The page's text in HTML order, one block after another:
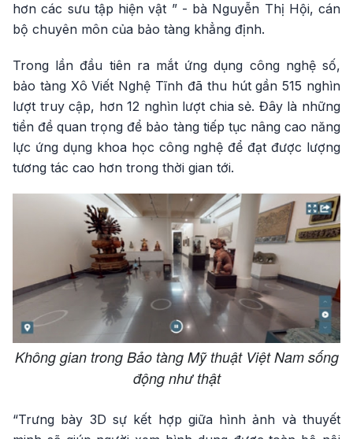
hơn các sưu tập hiện vật ” - bà Nguyễn Thị Hội, cán
bộ chuyên môn của bảo tàng khẳng định.
Trong lần đầu tiên ra mắt ứng dụng công nghệ số,
bảo tàng Xô Viết Nghệ Tĩnh đã thu hút gần 515 nghìn
lượt truy cập, hơn 12 nghìn lượt chia sẻ. Đây là những
tiền đề quan trọng để bảo tàng tiếp tục nâng cao năng
lực ứng dụng khoa học công nghệ để đạt được lượng
tương tác cao hơn trong thời gian tới.
Không gian trong Bảo tàng Mỹ thuật Việt Nam sống
động như thật
“Trưng bày 3D sự kết hợp giữa hình ảnh và thuyết